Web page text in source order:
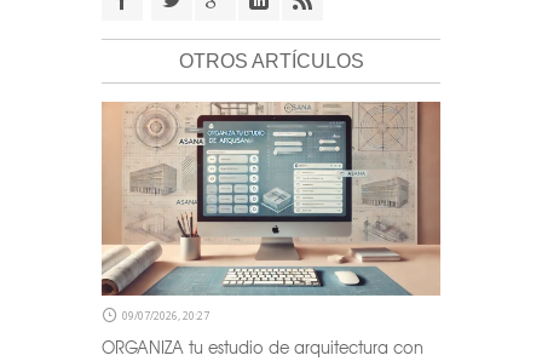
OTROS ARTÍCULOS
09/07/2026, 20:27
ORGANIZA tu estudio de arquitectura con